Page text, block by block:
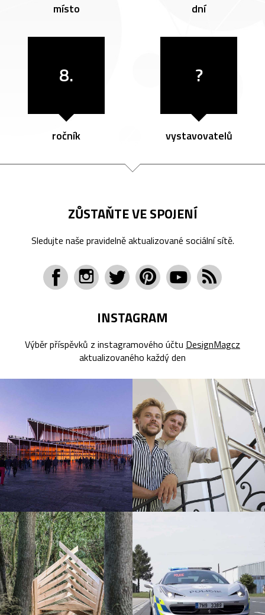
místo dní
8.
ročník
?
vystavovatelů
ZŮSTAŇTE VE SPOJENÍ
Sledujte naše pravidelně aktualizované sociální sítě.
INSTAGRAM
Výběr příspěvků z instagramového účtu DesignMagcz
aktualizovaného každý den